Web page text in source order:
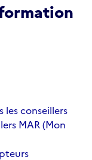
les conseillers
MAR (Mon